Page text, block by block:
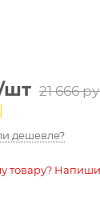
шт 21 666
дешевле?
товару?